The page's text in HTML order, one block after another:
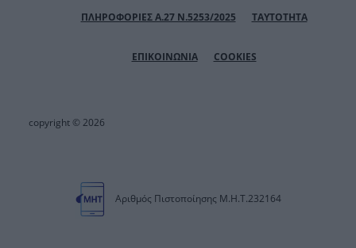
ΠΛΗΡΟΦΟΡΙΕΣ Α.27 Ν.5253/2025 ΤΑΥΤΟΤΗΤΑ
ΕΠΙΚΟΙΝΩΝΙΑ COOKIES
copyright © 2026
Αριθμός Πιστοποίησης Μ.Η.Τ.232164